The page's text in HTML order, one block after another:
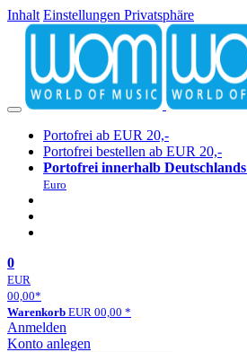
Inhalt Einstellungen Privatsphäre
Portofrei ab EUR 20,-
Portofrei bestellen ab EUR 20,-
Portofrei innerhalb Deutschlands
Euro
0
EUR
00,00*
Warenkorb EUR 00,00 *
Anmelden
Konto anlegen